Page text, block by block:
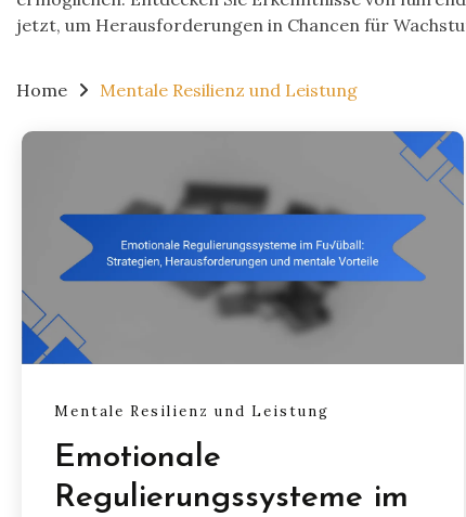
jetzt, um Herausforderungen in Chancen für
Home Mentale Resilienz und Leistung
Mentale Resilienz und Leistung
Emotionale
Regulierungssysteme im